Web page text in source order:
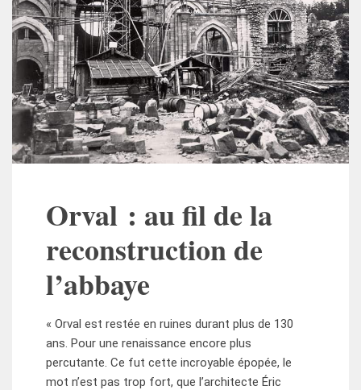
Orval : au fil de la
reconstruction de
l’abbaye
« Orval est restée en ruines durant plus de 130
ans. Pour une renaissance encore plus
percutante. Ce fut cette incroyable épopée, le
mot n’est pas trop fort, que l’architecte Éric